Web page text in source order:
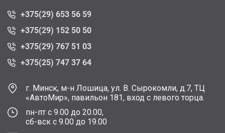
+375(29) 653 56 59
+375(29) 152 50 50
+375(29) 767 51 03
+375(25) 747 37 64
г. Минск, м-н Лошица, ул. В. Сырокомли, д.7, ТЦ
«АвтоМир», павильон 181, вход с левого торца.
пн-пт с 9.00 до 20.00,
сб-вск с 9.00 до 19.00